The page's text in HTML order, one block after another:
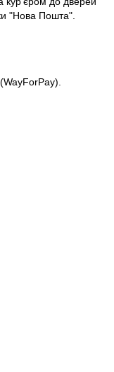
"Нова Пошта".